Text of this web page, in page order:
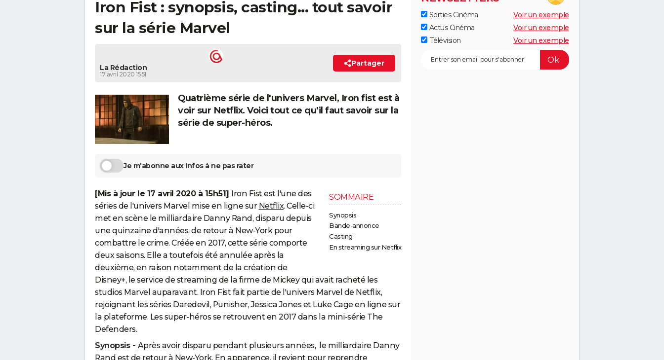
Iron Fist : synopsis, casting... tout savoir
sur la série Marvel
La Rédaction
17 avril 2020 15:51
Partager
Quatrième série de l'univers Marvel, Iron fist est à
voir sur Netflix. Voici tout ce qu'il faut savoir sur la
série de super-héros.
Je m'abonne aux Infos à ne pas rater
SOMMAIRE
Synopsis
Bande-annonce
Casting
En streaming sur Netflix
[Mis à jour le 17 avril 2020 à 15h51]
Iron Fist est l'une des
séries de l'univers Marvel mise en ligne sur Netflix. Celle-ci
met en scène le milliardaire Danny Rand, disparu depuis
une quinzaine d'années, de retour à New-York pour
combattre le crime. Créée en 2017, cette série comporte
deux saisons. Elle a toutefois été annulée après la
deuxième, en raison notamment de la création de
Disney+, le service de streaming de la firme de Mickey qui avait racheté les
studios Marvel auparavant. Iron Fist fait partie de l'univers Marvel de Netflix,
rejoignant les séries Daredevil, Punisher, Jessica Jones et Luke Cage en ligne sur
la plateforme. Les super-héros se retrouvent en 2017 dans la mini-série The
Defenders.
Synopsis - Après avoir disparu pendant plusieurs années, le milliardaire Danny
Rand est de retour à New-York. En apparence, il revient pour reprendre
Sorties Cinéma
Voir un exemple
Actus Cinéma
Voir un exemple
Télévision
Voir un exemple